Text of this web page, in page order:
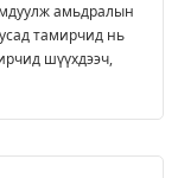
амьдралын
тамирчид нь
шүүхдээч,